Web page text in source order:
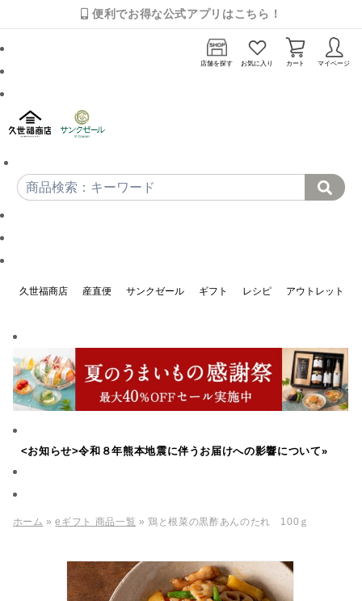
便利でお得な公式アプリはこちら！
店舗を探す お気に入り カート マイページ
久世福商店 産直便 サンクゼール ギフト レシピ アウトレット
<お知らせ>令和８年熊本地震に伴うお届けへの影響について»
ホーム »eギフト 商品一覧 » 鶏と根菜の黒酢あんのたれ 100ｇ